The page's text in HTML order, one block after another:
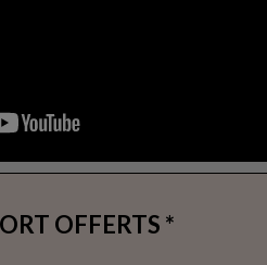
OFFERTS *